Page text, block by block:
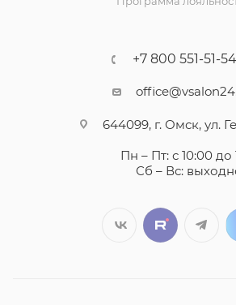
+7 800 551-51-54
644099, г. Омск, ул.
Пн – Пт: с 10:00 до
Сб – Вс: